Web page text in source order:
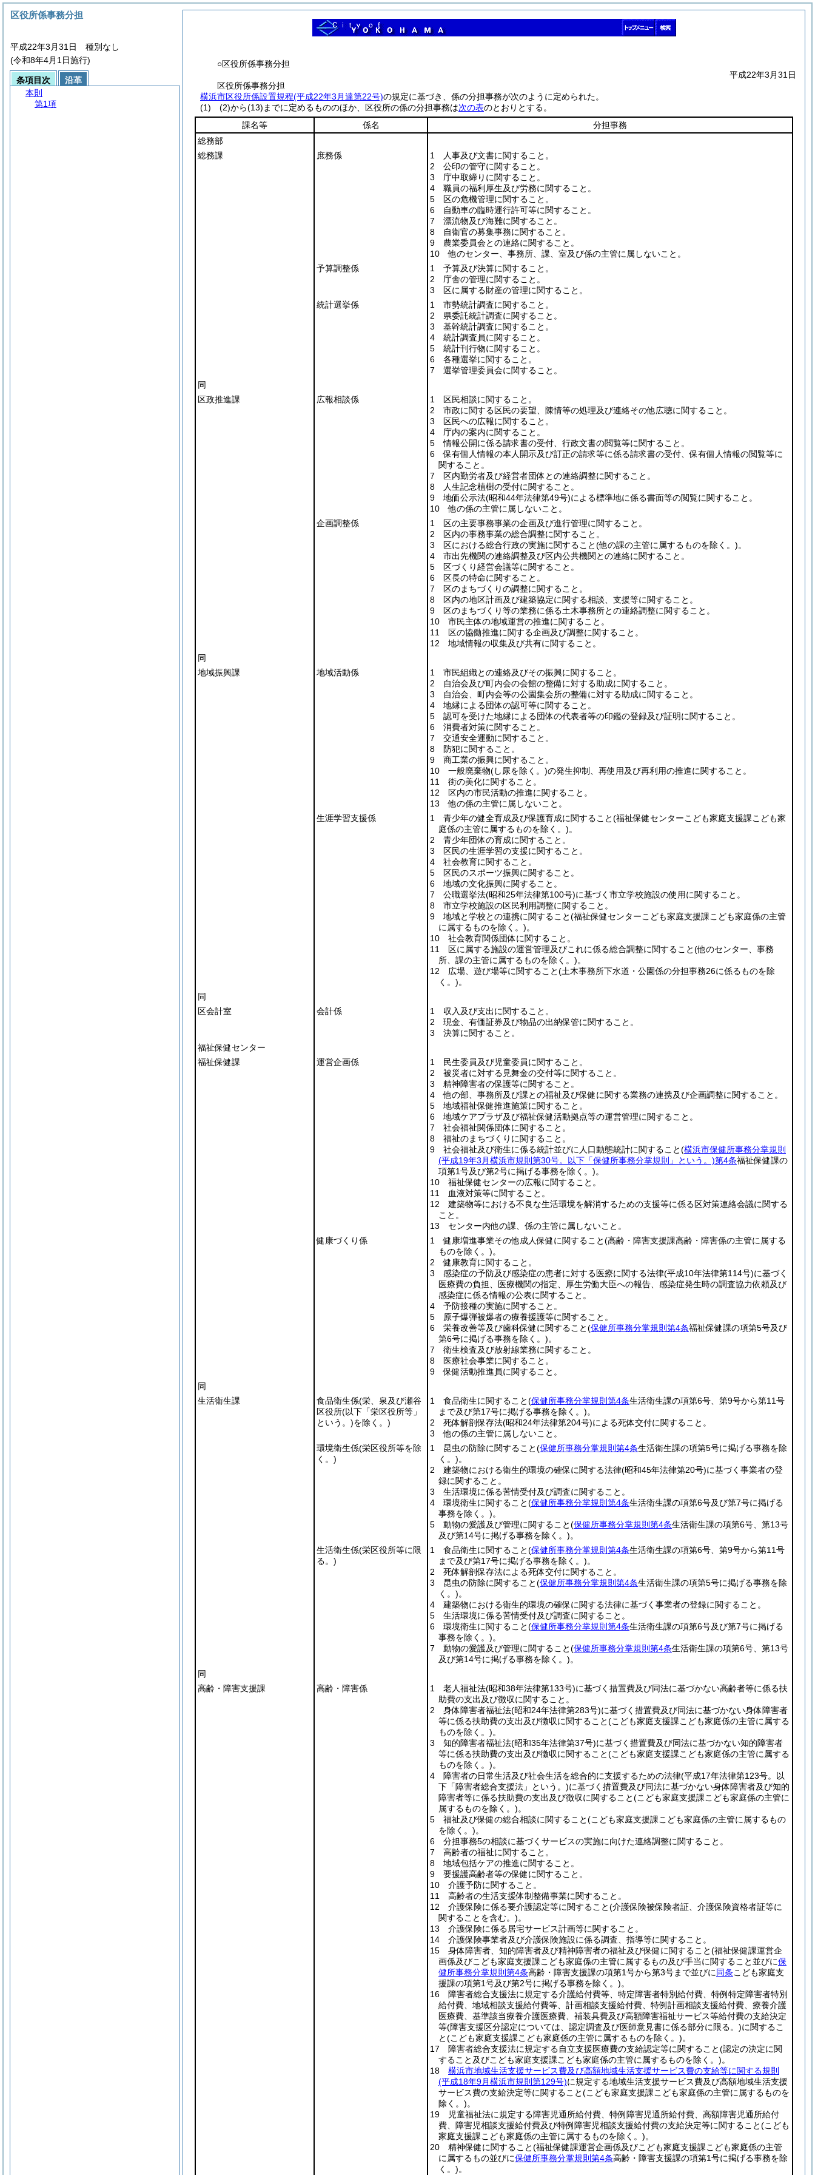
○区役所係事務分担
平成22年3月31日
区役所係事務分担
横浜市区役所係設置規程(平成22年3月達第22号)の規定に基づき、係の分担事務が次のように定められた。
(1)
(2)から(13) までに定めるもののほか、区役所の係の分担事務は次の表のとおりとする。
課名等
係名
分担事務
総務部
総務課
庶務係
1 人事及び文書に関すること。
2 公印の管守に関すること。
3 庁中取締りに関すること。
4 職員の福利厚生及び労務に関すること。
5 区の危機管理に関すること。
6 自動車の臨時運行許可等に関すること。
7 漂流物及び海難に関すること。
8 自衛官の募集事務に関すること。
9 農業委員会との連絡に関すること。
10 他のセンター、事務所、課、室及び係の主管に属しないこと。
予算調整係
1 予算及び決算に関すること。
2 庁舎の管理に関すること。
3 区に属する財産の管理に関すること。
統計選挙係
1 市勢統計調査に関すること。
2 県委託統計調査に関すること。
3 基幹統計調査に関すること。
4 統計調査員に関すること。
5 統計刊行物に関すること。
6 各種選挙に関すること。
7 選挙管理委員会に関すること。
同
区政推進課
広報相談係
1 区民相談に関すること。
2 市政に関する区民の要望、陳情等の処理及び連絡その他広聴に関すること。
3 区民への広報に関すること。
4 庁内の案内に関すること。
5 情報公開に係る請求書の受付、行政文書の閲覧等に関すること。
6 保有個人情報の本人開示及び訂正の請求等に係る請求書の受付、保有個人情報の閲覧等に
関すること。
7 区内勤労者及び経営者団体との連絡調整に関すること。
8 人生記念植樹の受付に関すること。
9 地価公示法(昭和44年法律第49号)による標準地に係る書面等の閲覧に関すること。
10 他の係の主管に属しないこと。
企画調整係
1 区の主要事務事業の企画及び進行管理に関すること。
2 区内の事務事業の総合調整に関すること。
3 区における総合行政の実施に関すること(他の課の主管に属するものを除く。)。
4 市出先機関の連絡調整及び区内公共機関との連絡に関すること。
5 区づくり経営会議等に関すること。
6 区長の特命に関すること。
7 区のまちづくりの調整に関すること。
8 区内の地区計画及び建築協定に関する相談、支援等に関すること。
9 区のまちづくり等の業務に係る土木事務所との連絡調整に関すること。
10 市民主体の地域運営の推進に関すること。
11 区の協働推進に関する企画及び調整に関すること。
12 地域情報の収集及び共有に関すること。
同
地域振興課
地域活動係
1 市民組織との連絡及びその振興に関すること。
2 自治会及び町内会の会館の整備に対する助成に関すること。
3 自治会、町内会等の公園集会所の整備に対する助成に関すること。
4 地縁による団体の認可等に関すること。
5 認可を受けた地縁による団体の代表者等の印鑑の登録及び証明に関すること。
6 消費者対策に関すること。
7 交通安全運動に関すること。
8 防犯に関すること。
9 商工業の振興に関すること。
10 一般廃棄物(し尿を除く。)の発生抑制、再使用及び再利用の推進に関すること。
11 街の美化に関すること。
12 区内の市民活動の推進に関すること。
13 他の係の主管に属しないこと。
生涯学習支援係
1 青少年の健全育成及び保護育成に関すること(福祉保健センターこども家庭支援課こども家
庭係の主管に属するものを除く。)。
2 青少年団体の育成に関すること。
3 区民の生涯学習の支援に関すること。
4 社会教育に関すること。
5 区民のスポーツ振興に関すること。
6 地域の文化振興に関すること。
7 公職選挙法(昭和25年法律第100号)に基づく市立学校施設の使用に関すること。
8 市立学校施設の区民利用調整に関すること。
9 地域と学校との連携に関すること(福祉保健センターこども家庭支援課こども家庭係の主管
に属するものを除く。)。
10 社会教育関係団体に関すること。
11 区に属する施設の運営管理及びこれに係る総合調整に関すること(他のセンター、事務
所、課の主管に属するものを除く。)。
12 広場、遊び場等に関すること(土木事務所下水道・公園係の分担事務26に係るものを除
く。)。
同
区会計室
会計係
1 収入及び支出に関すること。
2 現金、有価証券及び物品の出納保管に関すること。
3 決算に関すること。
福祉保健センター
福祉保健課
運営企画係
1 民生委員及び児童委員に関すること。
2 被災者に対する見舞金の交付等に関すること。
3 精神障害者の保護等に関すること。
4 他の部、事務所及び課との福祉及び保健に関する業務の連携及び企画調整に関すること。
5 地域福祉保健推進施策に関すること。
6 地域ケアプラザ及び福祉保健活動拠点等の運営管理に関すること。
7 社会福祉関係団体に関すること。
8 福祉のまちづくりに関すること。
9 社会福祉及び衛生に係る統計並びに人口動態統計に関すること(横浜市保健所事務分掌規則
(平成19年3月横浜市規則第30号。以下「保健所事務分掌規則」という。)第4条福祉保健課の
項第1号及び第2号に掲げる事務を除く。)。
10 福祉保健センターの広報に関すること。
11 血液対策等に関すること。
12 建築物等における不良な生活環境を解消するための支援等に係る区対策連絡会議に関する
こと。
13 センター内他の課、係の主管に属しないこと。
健康づくり係
1 健康増進事業その他成人保健に関すること(高齢・障害支援課高齢・障害係の主管に属する
ものを除く。)。
2 健康教育に関すること。
3 感染症の予防及び感染症の患者に対する医療に関する法律(平成10年法律第114号)に基づく
医療費の負担、医療機関の指定、厚生労働大臣への報告、感染症発生時の調査協力依頼及び
感染症に係る情報の公表に関すること。
4 予防接種の実施に関すること。
5 原子爆弾被爆者の療養援護等に関すること。
6 栄養改善等及び歯科保健に関すること(保健所事務分掌規則第4条福祉保健課の項第5号及び
第6号に掲げる事務を除く。)。
7 衛生検査及び放射線業務に関すること。
8 医療社会事業に関すること。
9 保健活動推進員に関すること。
同
生活衛生課
食品衛生係(栄、泉及び瀬谷
区役所(以下「栄区役所等」
という。)を除く。)
1 食品衛生に関すること(保健所事務分掌規則第4条生活衛生課の項第6号、第9号から第11号
まで及び第17号に掲げる事務を除く。)。
2 死体解剖保存法(昭和24年法律第204号)による死体交付に関すること。
3 他の係の主管に属しないこと。
環境衛生係(栄区役所等を除
く。)
1 昆虫の防除に関すること(保健所事務分掌規則第4条生活衛生課の項第5号に掲げる事務を除
く。)。
2 建築物における衛生的環境の確保に関する法律(昭和45年法律第20号)に基づく事業者の登
録に関すること。
3 生活環境に係る苦情受付及び調査に関すること。
4 環境衛生に関すること(保健所事務分掌規則第4条生活衛生課の項第6号及び第7号に掲げる
事務を除く。)。
5 動物の愛護及び管理に関すること(保健所事務分掌規則第4条生活衛生課の項第6号、第13号
及び第14号に掲げる事務を除く。)。
生活衛生係(栄区役所等に限
る。)
1 食品衛生に関すること(保健所事務分掌規則第4条生活衛生課の項第6号、第9号から第11号
まで及び第17号に掲げる事務を除く。)。
2 死体解剖保存法による死体交付に関すること。
3 昆虫の防除に関すること(保健所事務分掌規則第4条生活衛生課の項第5号に掲げる事務を除
く。)。
4 建築物における衛生的環境の確保に関する法律に基づく事業者の登録に関すること。
5 生活環境に係る苦情受付及び調査に関すること。
6 環境衛生に関すること(保健所事務分掌規則第4条生活衛生課の項第6号及び第7号に掲げる
事務を除く。)。
7 動物の愛護及び管理に関すること(保健所事務分掌規則第4条生活衛生課の項第6号、第13号
及び第14号に掲げる事務を除く。)。
同
高齢・障害支援課
高齢・障害係 1 老人福祉法(昭和38年法律第133号)に基づく措置費及び同法に基づかない高齢者等に係る扶
助費の支出及び徴収に関すること。
2 身体障害者福祉法(昭和24年法律第283号)に基づく措置費及び同法に基づかない身体障害者
等に係る扶助費の支出及び徴収に関すること(こども家庭支援課こども家庭係の主管に属する
ものを除く。)。
3 知的障害者福祉法(昭和35年法律第37号)に基づく措置費及び同法に基づかない知的障害者
等に係る扶助費の支出及び徴収に関すること(こども家庭支援課こども家庭係の主管に属する
ものを除く。)。
4 障害者の日常生活及び社会生活を総合的に支援するための法律(平成17年法律第123号。以
下「障害者総合支援法」という。)に基づく措置費及び同法に基づかない身体障害者及び知的
障害者等に係る扶助費の支出及び徴収に関すること(こども家庭支援課こども家庭係の主管に
属するものを除く。)。
5 福祉及び保健の総合相談に関すること(こども家庭支援課こども家庭係の主管に属するもの
を除く。)。
6 分担事務5の相談に基づくサービスの実施に向けた連絡調整に関すること。
7 高齢者の福祉に関すること。
8 地域包括ケアの推進に関すること。
9 要援護高齢者等の保健に関すること。
10 介護予防に関すること。
11 高齢者の生活支援体制整備事業に関すること。
12 介護保険に係る要介護認定等に関すること(介護保険被保険者証、介護保険資格者証等に
関することを含む。)。
13 介護保険に係る居宅サービス計画等に関すること。
14 介護保険事業者及び介護保険施設に係る調査、指導等に関すること。
15 身体障害者、知的障害者及び精神障害者の福祉及び保健に関すること(福祉保健課運営企
画係及びこども家庭支援課こども家庭係の主管に属するもの及び手当に関すること並びに保
健所事務分掌規則第4条高齢・障害支援課の項第1号から第3号まで並びに同条こども家庭支
援課の項第1号及び第2号に掲げる事務を除く。)。
16 障害者総合支援法に規定する介護給付費等、特定障害者特別給付費、特例特定障害者特別
給付費、地域相談支援給付費等、計画相談支援給付費、特例計画相談支援給付費、療養介護
医療費、基準該当療養介護医療費、補装具費及び高額障害福祉サービス等給付費の支給決定
等(障害支援区分認定については、認定調査及び医師意見書に係る部分に限る。)に関するこ
と(こども家庭支援課こども家庭係の主管に属するものを除く。)。
17 障害者総合支援法に規定する自立支援医療費の支給認定等に関すること(認定の決定に関
すること及びこども家庭支援課こども家庭係の主管に属するものを除く。)。
18 横浜市地域生活支援サービス費及び高額地域生活支援サービス費の支給等に関する規則
(平成18年9月横浜市規則第129号)に規定する地域生活支援サービス費及び高額地域生活支援
サービス費の支給決定等に関すること(こども家庭支援課こども家庭係の主管に属するものを
除く。)。
19 児童福祉法に規定する障害児通所給付費、特例障害児通所給付費、高額障害児通所給付
費、障害児相談支援給付費及び特例障害児相談支援給付費の支給決定等に関すること(こども
家庭支援課こども家庭係の主管に属するものを除く。)。
20 精神保健に関すること(福祉保健課運営企画係及びこども家庭支援課こども家庭係の主管
に属するもの並びに保健所事務分掌規則第4条高齢・障害支援課の項第1号に掲げる事務を除
く。)。
区役所係事務分担
平成22年3月31日 種別なし
(令和8年4月1日施行)
条項目次
沿革
本則
第1項